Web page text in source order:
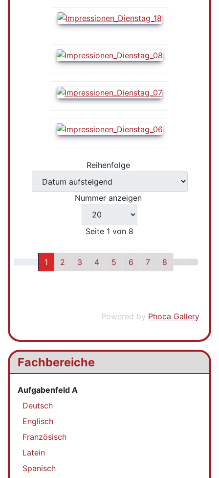
Fachbereiche
Aufgabenfeld A
Deutsch
Englisch
Französisch
Latein
Spanisch
Reihenfolge
Nummer anzeigen
Seite 1 von 8
1 2 3 4 5 6 7 8
Powered by Phoca Gallery